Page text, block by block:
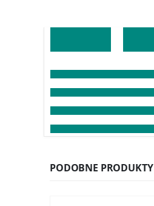
PODOBNE PRODUKTY